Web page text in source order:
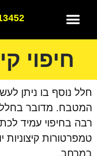
חיפוי
חלל נוסף בו ניתן
המטבח. מדובר בחלל
רבה בחיפוי עמיד
טמפרטורות
במרחב.